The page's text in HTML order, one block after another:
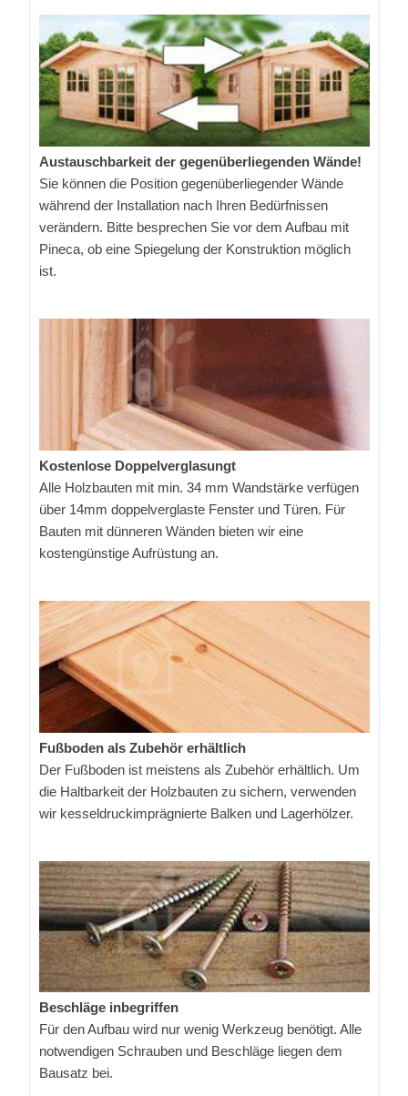
Austauschbarkeit der gegenüberliegenden Wände!
Sie können die Position gegenüberliegender Wände
während der Installation nach Ihren Bedürfnissen
verändern. Bitte besprechen Sie vor dem Aufbau mit
Pineca, ob eine Spiegelung der Konstruktion möglich
ist.
Kostenlose Doppelverglasungt
Alle Holzbauten mit min. 34 mm Wandstärke verfügen
über 14mm doppelverglaste Fenster und Türen. Für
Bauten mit dünneren Wänden bieten wir eine
kostengünstige Aufrüstung an.
Fußboden als Zubehör erhältlich
Der Fußboden ist meistens als Zubehör erhältlich. Um
die Haltbarkeit der Holzbauten zu sichern, verwenden
wir kesseldruckimprägnierte Balken und Lagerhölzer.
Beschläge inbegriffen
Für den Aufbau wird nur wenig Werkzeug benötigt. Alle
notwendigen Schrauben und Beschläge liegen dem
Bausatz bei.